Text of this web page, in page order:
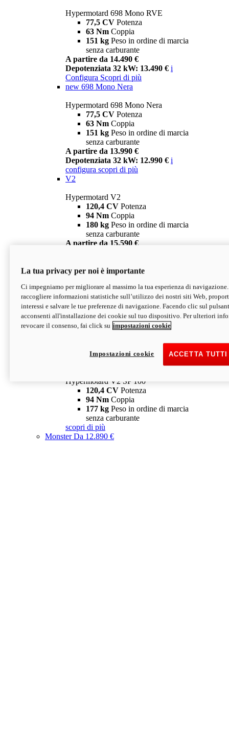
Hypermotard 698 Mono RVE
77,5 CV Potenza
63 Nm Coppia
151 kg Peso in ordine di marcia
senza carburante
A partire da 14.490 €
Depotenziata 32 kW: 13.490 € i
Configura Scopri di più
new 698 Mono Nera
Hypermotard 698 Mono Nera
77,5 CV Potenza
63 Nm Coppia
151 kg Peso in ordine di marcia
senza carburante
A partire da 13.990 €
Depotenziata 32 kW: 12.990 € i
configura scopri di più
V2
Hypermotard V2
120,4 CV Potenza
94 Nm Coppia
180 kg Peso in ordine di marcia
senza carburante
A partire da 15.590 €
V2 SP
Hypermotard V2 SP
120,4 CVPotenza
94 NmCoppia
177 kgPeso in ordine di marcia
senza carburante
Depotenziata 35 kW: 18.890 € i
configura scopri di più
Hypermotard V2 SP 100
120,4 CV Potenza
94 Nm Coppia
177 kg Peso in ordine di marcia
senza carburante
scopri di più
MonsterDa 12.890 €
La tua privacy per noi è importante
Ci impegniamo per migliorare al massimo la tua esperienza di
raccogliere informazioni statistiche sull’utilizzo dei nostri siti Web,
interessi e salvare le tue preferenze di navigazione. Facendo clic sul
acconsenti all'installazione dei cookie sul tuo dispositivo. Per ulteriori
revocare il consenso, fai click su impostazioni cookie
ACCETTA
Impostazioni cookie